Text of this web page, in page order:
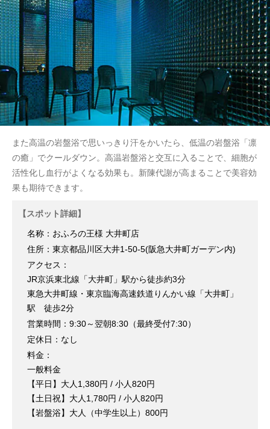
また高温の岩盤浴で思いっきり汗をかいたら、低温の岩盤浴「凛
の癒」でクールダウン。高温岩盤浴と交互に入ることで、細胞が
活性化し血行がよくなる効果も。新陳代謝が高まることで美容効
果も期待できます。
【スポット詳細】
名称：おふろの王様 大井町店
住所：東京都品川区大井1-50-5(阪急大井町ガーデン内)
アクセス：
JR京浜東北線「大井町」駅から徒歩約3分
東急大井町線・東京臨海高速鉄道りんかい線「大井町」
駅 徒歩2分
営業時間：9:30～翌朝8:30（最終受付7:30）
定休日：なし
料金：
一般料金
【平日】大人1,380円 / 小人820円
【土日祝】大人1,780円 / 小人820円
【岩盤浴】大人（中学生以上）800円